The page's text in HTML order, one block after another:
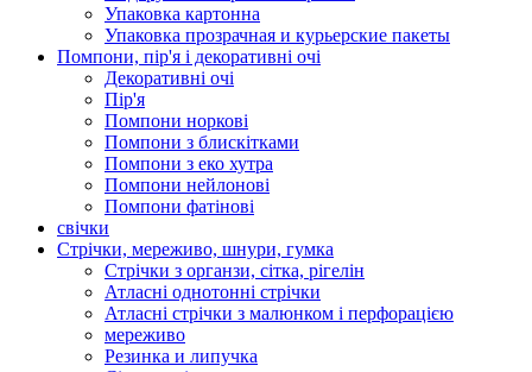
Упаковка картонна
Упаковка прозрачная и курьерские пакеты
Помпони, пір'я і декоративні очі
Декоративні очі
Пір'я
Помпони норкові
Помпони з блискітками
Помпони з еко хутра
Помпони нейлонові
Помпони фатінові
свічки
Стрічки, мереживо, шнури, гумка
Стрічки з органзи, сітка, рігелін
Атласні однотонні стрічки
Атласні стрічки з малюнком і перфорацією
мереживо
Резинка и липучка